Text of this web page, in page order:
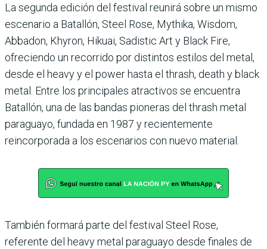
La segunda edición del festival reunirá sobre un mismo
escenario a Batallón, Steel Rose, Mythika, Wisdom,
Abbadon, Khyron, Hikuai, Sadistic Art y Black Fire,
ofreciendo un recorrido por distintos estilos del metal,
desde el heavy y el power hasta el thrash, death y black
metal. Entre los principales atractivos se encuentra
Batallón, una de las bandas pioneras del thrash metal
paraguayo, fundada en 1987 y recientemente
reincorporada a los escenarios con nuevo material.
También formará parte del festival Steel Rose,
referente del heavy metal paraguayo desde finales de